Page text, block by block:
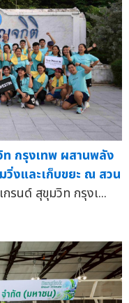
ท กรุงเทพ ผสานพลัง
วิ่งและเก็บขยะ ณ สวน
รนด์ สุขุมวิท กรุงเ...